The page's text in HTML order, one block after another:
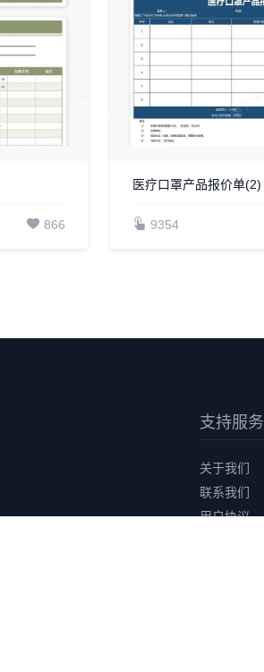
866
医疗口罩产品报价单(2)
9354
支持服务
关于我们
联系我们
用户协议